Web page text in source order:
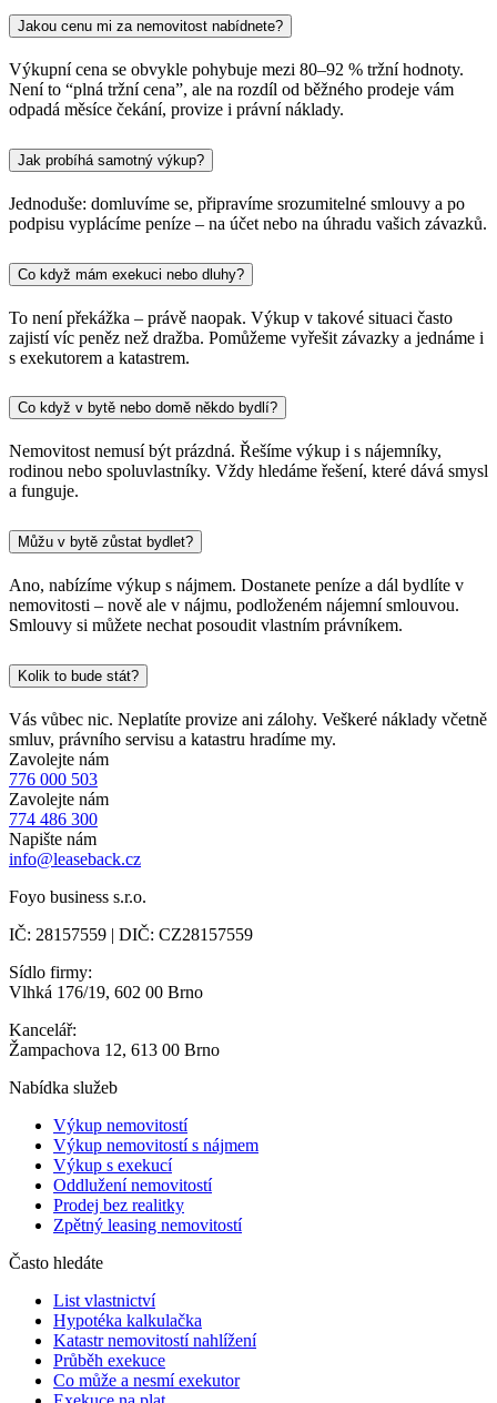
Jakou cenu mi za nemovitost nabídnete?
Výkupní cena se obvykle pohybuje mezi 80–92 % tržní hodnoty.
Není to “plná tržní cena”, ale na rozdíl od běžného prodeje vám
odpadá měsíce čekání, provize i právní náklady.
Jak probíhá samotný výkup?
Jednoduše: domluvíme se, připravíme srozumitelné smlouvy a po
podpisu vyplácíme peníze – na účet nebo na úhradu vašich závazků.
Co když mám exekuci nebo dluhy?
To není překážka – právě naopak. Výkup v takové situaci často
zajistí víc peněz než dražba. Pomůžeme vyřešit závazky a jednáme i
s exekutorem a katastrem.
Co když v bytě nebo domě někdo bydlí?
Nemovitost nemusí být prázdná. Řešíme výkup i s nájemníky,
rodinou nebo spoluvlastníky. Vždy hledáme řešení, které dává smysl
a funguje.
Můžu v bytě zůstat bydlet?
Ano, nabízíme výkup s nájmem. Dostanete peníze a dál bydlíte v
nemovitosti – nově ale v nájmu, podloženém nájemní smlouvou.
Smlouvy si můžete nechat posoudit vlastním právníkem.
Kolik to bude stát?
Vás vůbec nic. Neplatíte provize ani zálohy. Veškeré náklady včetně
smluv, právního servisu a katastru hradíme my.
Zavolejte nám
776 000 503
Zavolejte nám
774 486 300
Napište nám
info@leaseback.cz
Foyo business s.r.o.
IČ: 28157559 | DIČ: CZ28157559
Sídlo firmy:
Vlhká 176/19, 602 00 Brno
Kancelář:
Žampachova 12, 613 00 Brno
Nabídka služeb
Výkup nemovitostí
Výkup nemovitostí s nájmem
Výkup s exekucí
Oddlužení nemovitostí
Prodej bez realitky
Zpětný leasing nemovitostí
Často hledáte
List vlastnictví
Hypotéka kalkulačka
Katastr nemovitostí nahlížení
Průběh exekuce
Co může a nesmí exekutor